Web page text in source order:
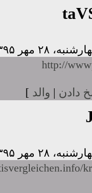
http://
دادن | والد ]